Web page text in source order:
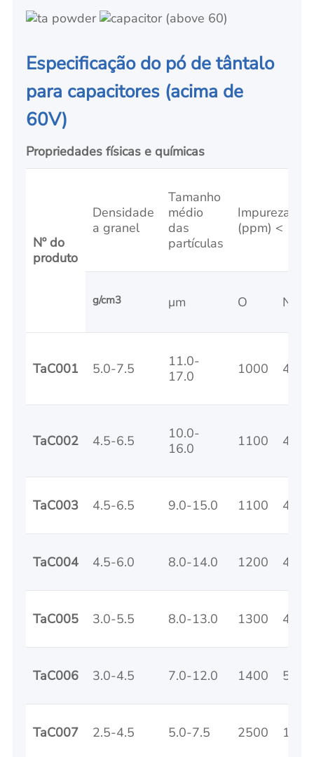
Especificação do pó de tântalo
para capacitores (acima de
60V)
Propriedades físicas e químicas
Nº do
produto
Densidade
a granel
Tamanho
médio
das
partículas
Impurezas
(ppm) <
g/cm3 μm O N
TaC001 5.0-7.5
11.0-
17.0
1000 40
TaC002 4.5-6.5
10.0-
16.0
1100 40
TaC003 4.5-6.5 9.0-15.0 1100 40
TaC004 4.5-6.0 8.0-14.0 1200 40
TaC005 3.0-5.5 8.0-13.0 1300 40
TaC006 3.0-4.5 7.0-12.0 1400 50
TaC007 2.5-4.5 5.0-7.5 2500 100